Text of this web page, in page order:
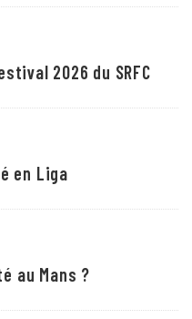
2026 du SRFC
en Liga
au Mans ?